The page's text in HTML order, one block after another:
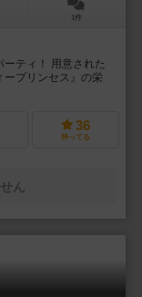
1件
ティ！ 用意された
ープリンセス』の栄
36
持ってる
ん